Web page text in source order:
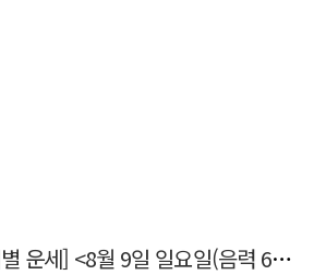
[더사주 오늘의 띠별 운세] <8월 9일 일요일(음력 6월27일)>